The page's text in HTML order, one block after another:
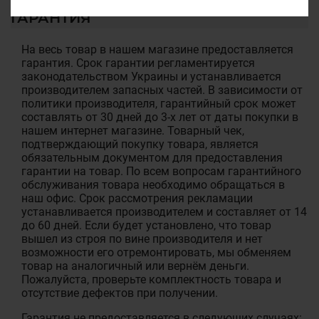
ГАРАНТИЯ
На весь товар в нашем магазине предоставляется
гарантия. Срок гарантии регламентируется
законодательством Украины и устанавливается
производителем запасных частей. В зависимости от
политики производителя, гарантийный срок может
составлять от 30 дней до 3-х лет от даты покупки в
нашем интернет магазине. Товарный чек,
подтверждающий покупку товара, является
обязательным документом для предоставления
гарантии на товар. По всем вопросам гарантийного
обслуживания товара необходимо обращаться в
наш офис. Срок рассмотрения рекламации
устанавливается производителем и составляет от 14
до 60 дней. Если будет установлено, что товар
вышел из строя по вине производителя и нет
возможности его отремонтировать, мы обменяем
товар на аналогичный или вернём деньги.
Пожалуйста, проверьте комплектность товара и
отсутствие дефектов при получении.